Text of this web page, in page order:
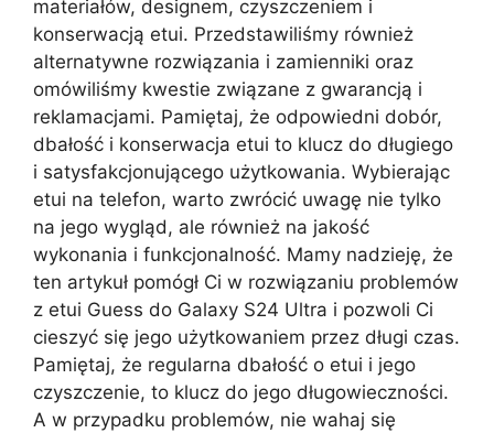
materiałów, designem, czyszczeniem i
konserwacją etui. Przedstawiliśmy również
alternatywne rozwiązania i zamienniki oraz
omówiliśmy kwestie związane z gwarancją i
reklamacjami. Pamiętaj, że odpowiedni dobór,
dbałość i konserwacja etui to klucz do długiego
i satysfakcjonującego użytkowania. Wybierając
etui na telefon, warto zwrócić uwagę nie tylko
na jego wygląd, ale również na jakość
wykonania i funkcjonalność. Mamy nadzieję, że
ten artykuł pomógł Ci w rozwiązaniu problemów
z etui Guess do Galaxy S24 Ultra i pozwoli Ci
cieszyć się jego użytkowaniem przez długi czas.
Pamiętaj, że regularna dbałość o etui i jego
czyszczenie, to klucz do jego długowieczności.
A w przypadku problemów, nie wahaj się